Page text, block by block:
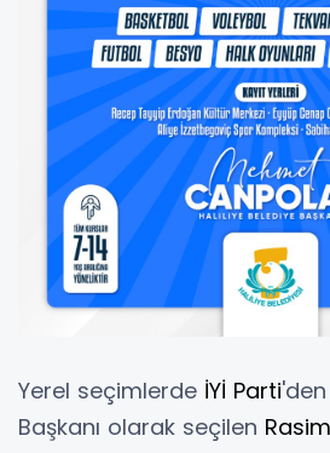
Yerel seçimlerde İYİ Parti'den
Başkanı olarak seçilen